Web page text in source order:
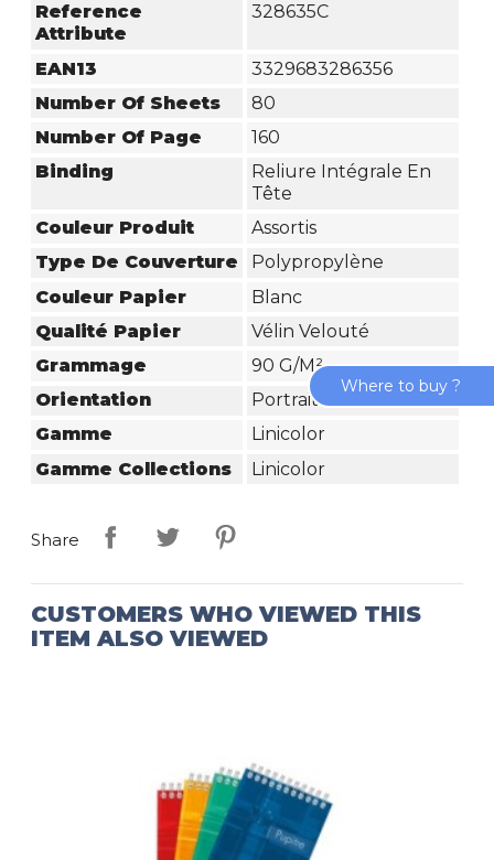
Reference
Attribute
328635C
EAN13
3329683286356
Number Of Sheets
80
Number Of Page
160
Binding
Reliure Intégrale En
Tête
Couleur Produit
Assortis
Type De Couverture
Polypropylène
Couleur Papier
Blanc
Qualité Papier
Vélin Velouté
Grammage
90 G/m²
Orientation
Portrait
Gamme
Linicolor
Gamme Collections
Linicolor
Share
CUSTOMERS WHO VIEWED THIS
ITEM ALSO VIEWED
Where to buy ?